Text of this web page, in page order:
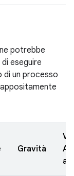
potrebbe
eseguire
un processo
Gravità